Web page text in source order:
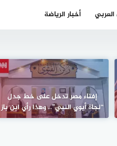
العربي أخبار الرياضة
إفتاء مصر تدخل على خط جدل
“نجاة أبوي النبي”.. وهذا رأي ابن باز